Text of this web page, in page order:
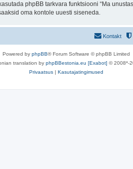
phpBB tarkvara funktsiooni “Ma
oma kontole uuesti siseneda.
Kontakt
Powered by phpBB® Forum Software © phpBB Limited
translation by phpBBestonia.eu [Exabot] © 2008*-
Privaatsus | Kasutajatingimused